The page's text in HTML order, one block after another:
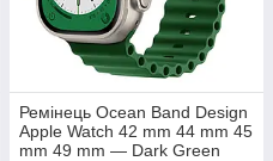
Ремінець Ocean Band Design
Apple Watch 42 mm 44 mm 45
mm 49 mm — Dark Green